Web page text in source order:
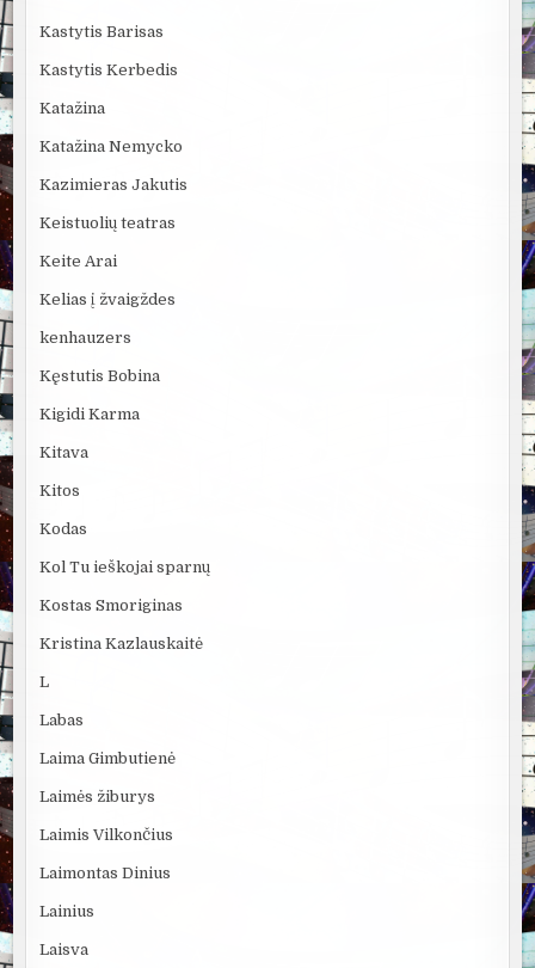
Kastytis Barisas
Kastytis Kerbedis
Katažina
Katažina Nemycko
Kazimieras Jakutis
Keistuolių teatras
Keite Arai
Kelias į žvaigždes
kenhauzers
Kęstutis Bobina
Kigidi Karma
Kitava
Kitos
Kodas
Kol Tu ieškojai sparnų
Kostas Smoriginas
Kristina Kazlauskaitė
L
Labas
Laima Gimbutienė
Laimės žiburys
Laimis Vilkončius
Laimontas Dinius
Lainius
Laisva